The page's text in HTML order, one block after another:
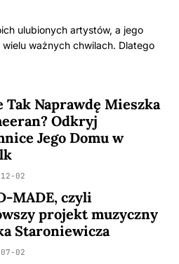
ulubionych artystów, a jego
ważnych chwilach. Dlatego
Tak Naprawdę Mieszka
Odkryj
Jego Domu w
02
MADE, czyli
projekt muzyczny
Staroniewicza
02